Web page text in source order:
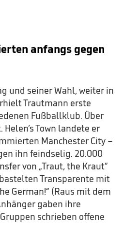
anfangs gegen
und seiner Wahl, weiter in
Trautmann erste
Fußballklub. Über
Town landete er
Manchester City –
ihn feindselig. 20.000
von „Traut, the Kraut“
Transparente mit
German!“ (Raus mit dem
gaben ihre
schrieben offene